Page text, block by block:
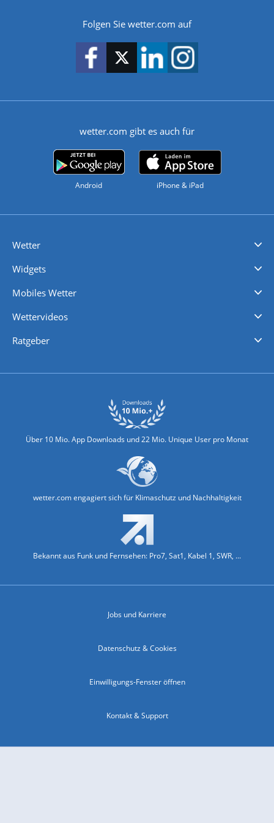
Folgen Sie wetter.com auf
wetter.com gibt es auch für
Android iPhone & iPad
Wetter
Widgets
Mobiles Wetter
Wettervideos
Ratgeber
Über 10 Mio. App Downloads und 22 Mio. Unique User pro Monat
wetter.com engagiert sich für Klimaschutz und Nachhaltigkeit
Bekannt aus Funk und Fernsehen: Pro7, Sat1, Kabel 1, SWR, ...
Jobs und Karriere
Datenschutz & Cookies
Einwilligungs-Fenster öffnen
Kontakt & Support
Impressum